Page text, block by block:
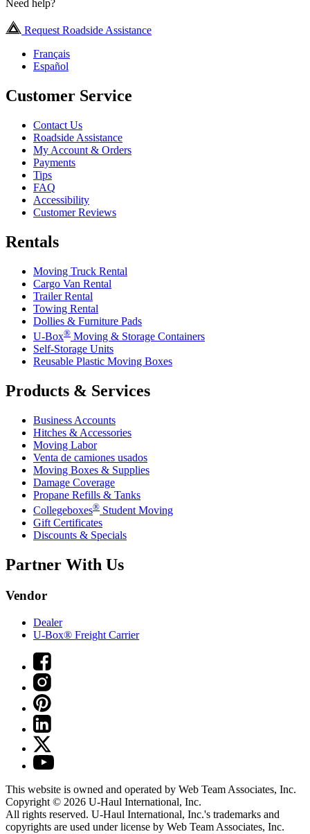
Need help?
Request Roadside Assistance
Français
Español
Customer Service
Contact Us
Roadside Assistance
My Account & Orders
Payments
Tips
FAQ
Accessibility
Customer Reviews
Rentals
Moving Truck Rental
Cargo Van Rental
Trailer Rental
Towing Rental
Dollies & Furniture Pads
U-Box® Moving & Storage Containers
Self-Storage Units
Reusable Plastic Moving Boxes
Products & Services
Business Accounts
Hitches & Accessories
Moving Labor
Venta de camiones usados
Moving Boxes & Supplies
Damage Coverage
Propane Refills & Tanks
Collegeboxes® Student Moving
Gift Certificates
Discounts & Specials
Partner With Us
Vendor
Dealer
U-Box® Freight Carrier
This website is owned and operated by Web Team Associates, Inc.
Copyright © 2026 U-Haul International, Inc.
All rights reserved. U-Haul International, Inc.'s trademarks and
copyrights are used under license by Web Team Associates, Inc.